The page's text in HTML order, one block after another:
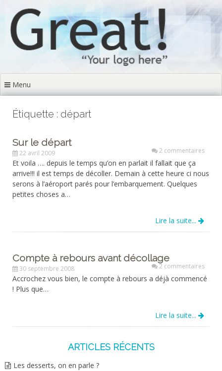
contenu
principal
Menu
Étiquette : départ
Sur le départ
22 avril 2009 2 commentaires
Et voila …. depuis le temps qu’on en parlait il fallait que ça
arrive!!! il est temps de décoller. Demain à cette heure ci nous
serons à l’aéroport parés pour l’embarquement. Quelques
petites choses a…
Lire la suite...
Compte à rebours avant décollage
30 septembre 2008 2 commentaires
Accrochez vous bien, le compte à rebours a déjà commencé
! Plus que…
Lire la suite...
ARTICLES RÉCENTS
Les desserts, on en parle ?